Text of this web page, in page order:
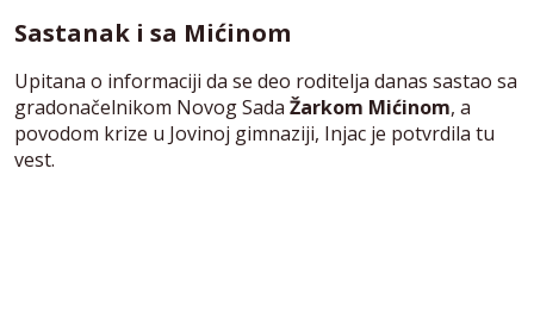
Sastanak i sa Mićinom
Upitana o informaciji da se deo roditelja danas sastao sa
gradonačelnikom Novog Sada Žarkom Mićinom, a
povodom krize u Jovinoj gimnaziji, Injac je potvrdila tu
vest.